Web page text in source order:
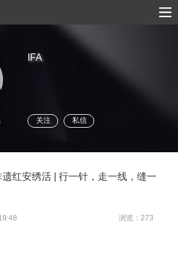
IFA
关注 私信
遗红安绣活 | 行一针，走一线，缝一
浏览：273